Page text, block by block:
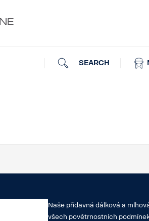
SEARCH
Naše přídavná dálková a
všech povětrnostních